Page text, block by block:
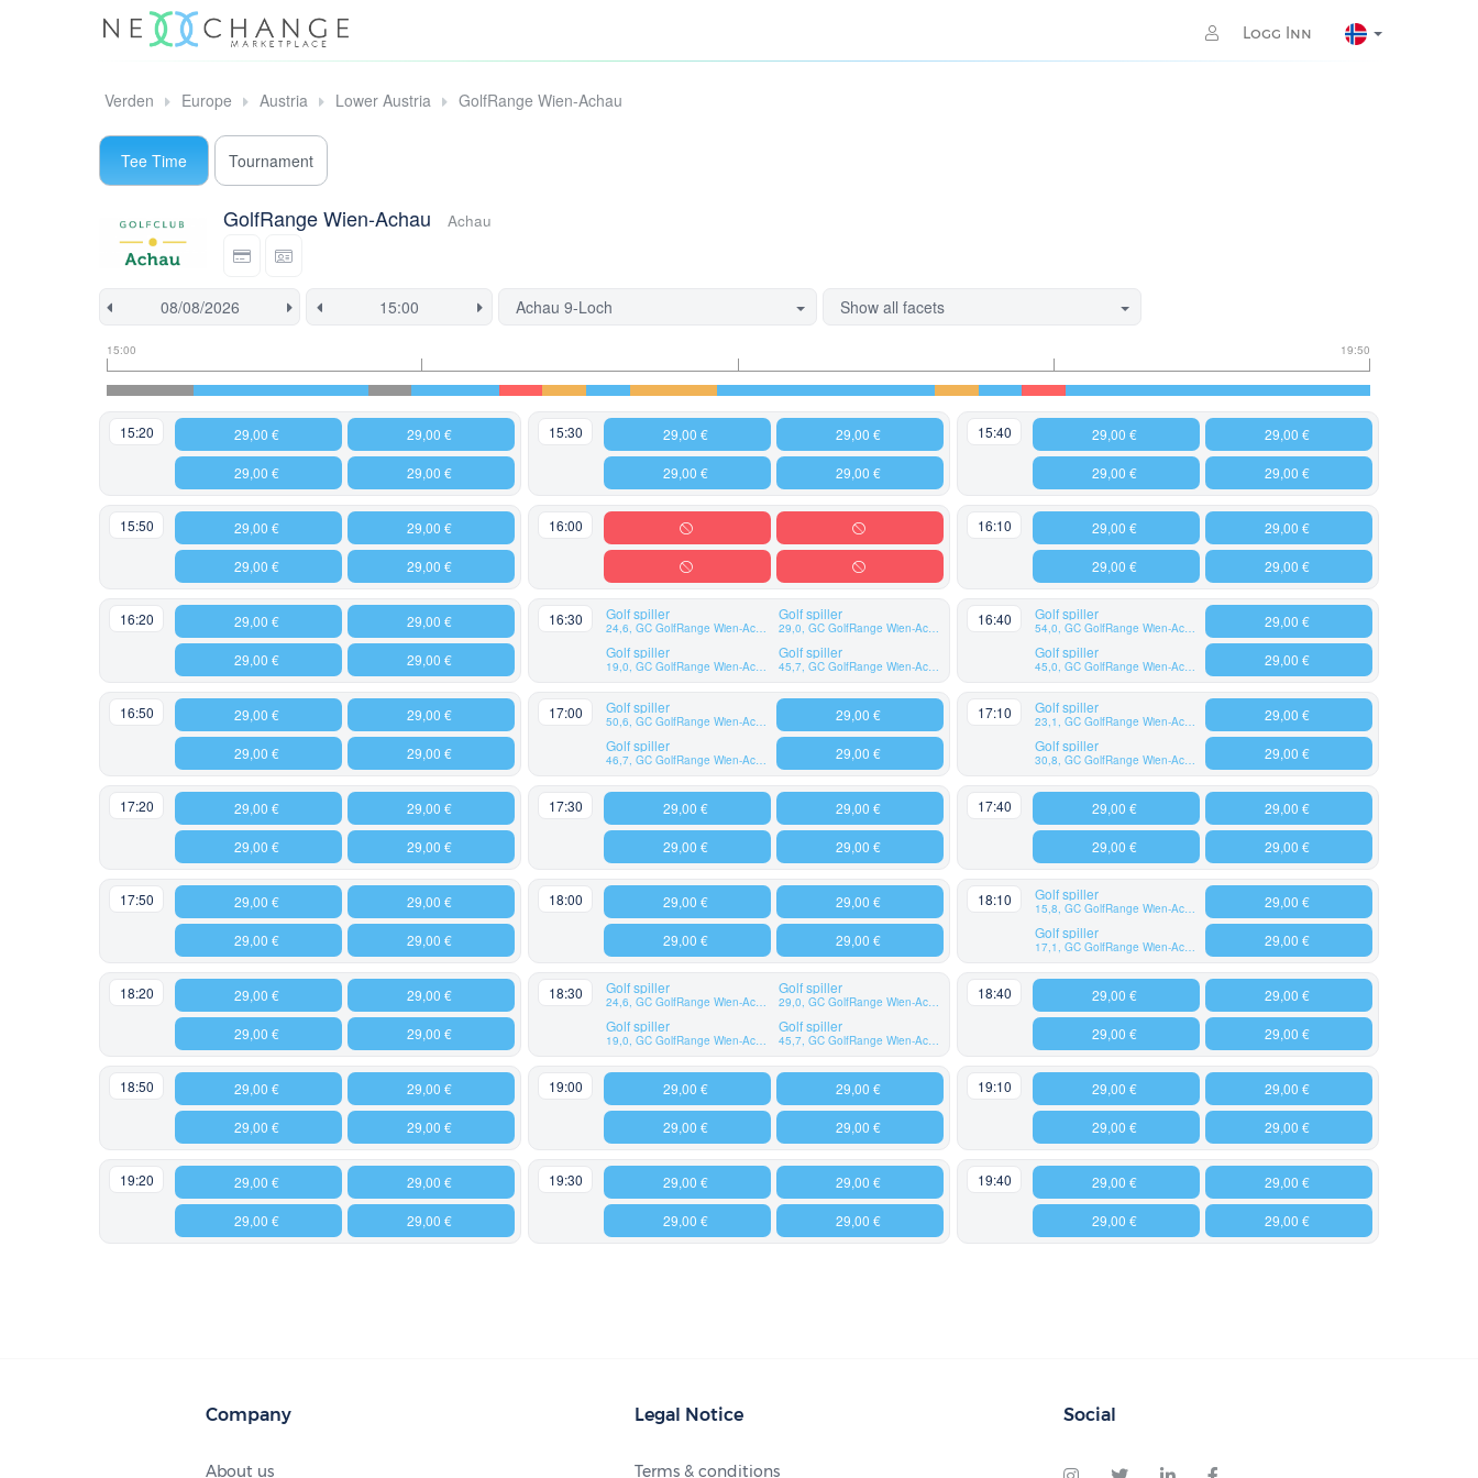
Logg Inn
Verden Europe Austria Lower Austria GolfRange Wien-Achau
Tee Time Tournament
GolfRange Wien-Achau Achau
Achau 9-Loch
Show all facets
15:00 19:50
15:20 29,00 €
29,00 €
29,00 €
29,00 €
15:30 29,00 €
29,00 €
29,00 €
29,00 €
15:40 29,00 €
29,00 €
29,00 €
29,00 €
15:50 29,00 €
29,00 €
29,00 €
29,00 €
16:00 16:10 29,00 €
29,00 €
29,00 €
29,00 €
16:20 29,00 €
29,00 €
29,00 €
29,00 €
16:30 Golf spiller
24,6, GC GolfRange Wien-Achau
Golf spiller
19,0, GC GolfRange Wien-Achau
Golf spiller
29,0, GC GolfRange Wien-Achau
Golf spiller
45,7, GC GolfRange Wien-Achau
16:40 Golf spiller
54,0, GC GolfRange Wien-Achau
Golf spiller
45,0, GC GolfRange Wien-Achau
29,00 €
29,00 €
16:50 29,00 €
29,00 €
29,00 €
29,00 €
17:00 Golf spiller
50,6, GC GolfRange Wien-Achau
Golf spiller
46,7, GC GolfRange Wien-Achau
29,00 €
29,00 €
17:10 Golf spiller
23,1, GC GolfRange Wien-Achau
Golf spiller
30,8, GC GolfRange Wien-Achau
29,00 €
29,00 €
17:20 29,00 €
29,00 €
29,00 €
29,00 €
17:30 29,00 €
29,00 €
29,00 €
29,00 €
17:40 29,00 €
29,00 €
29,00 €
29,00 €
17:50 29,00 €
29,00 €
29,00 €
29,00 €
18:00 29,00 €
29,00 €
29,00 €
29,00 €
18:10 Golf spiller
15,8, GC GolfRange Wien-Achau
Golf spiller
17,1, GC GolfRange Wien-Achau
29,00 €
29,00 €
18:20 29,00 €
29,00 €
29,00 €
29,00 €
18:30 Golf spiller
24,6, GC GolfRange Wien-Achau
Golf spiller
19,0, GC GolfRange Wien-Achau
Golf spiller
29,0, GC GolfRange Wien-Achau
Golf spiller
45,7, GC GolfRange Wien-Achau
18:40 29,00 €
29,00 €
29,00 €
29,00 €
18:50 29,00 €
29,00 €
29,00 €
29,00 €
19:00 29,00 €
29,00 €
29,00 €
29,00 €
19:10 29,00 €
29,00 €
29,00 €
29,00 €
19:20 29,00 €
29,00 €
29,00 €
29,00 €
19:30 29,00 €
29,00 €
29,00 €
29,00 €
19:40 29,00 €
29,00 €
29,00 €
29,00 €
Company
About us
Legal Notice
Terms & conditions
Social